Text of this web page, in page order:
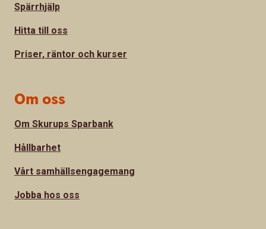
Spärrhjälp
Hitta till oss
Priser, räntor och kurser
Om oss
Om Skurups Sparbank
Hållbarhet
Vårt samhällsengagemang
Jobba hos oss